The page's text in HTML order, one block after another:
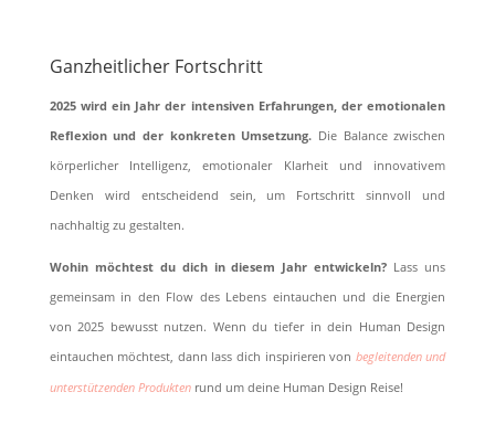
Ganzheitlicher Fortschritt
2025 wird ein Jahr der intensiven Erfahrungen, der emotionalen
Reflexion und der konkreten Umsetzung. Die Balance zwischen
körperlicher Intelligenz, emotionaler Klarheit und innovativem
Denken wird entscheidend sein, um Fortschritt sinnvoll und
nachhaltig zu gestalten.
Wohin möchtest du dich in diesem Jahr entwickeln? Lass uns
gemeinsam in den Flow des Lebens eintauchen und die Energien
von 2025 bewusst nutzen. Wenn du tiefer in dein Human Design
eintauchen möchtest, dann lass dich inspirieren von begleitenden und
unterstützenden Produktenrund um deine Human Design Reise!